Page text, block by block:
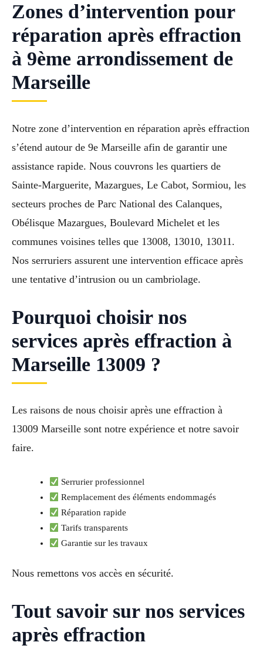
Zones d’intervention pour
réparation après effraction
à 9ème arrondissement de
Marseille
Notre zone d’intervention en réparation après effraction
s’étend autour de 9e Marseille afin de garantir une
assistance rapide. Nous couvrons les quartiers de
Sainte-Marguerite, Mazargues, Le Cabot, Sormiou, les
secteurs proches de Parc National des Calanques,
Obélisque Mazargues, Boulevard Michelet et les
communes voisines telles que 13008, 13010, 13011.
Nos serruriers assurent une intervention efficace après
une tentative d’intrusion ou un cambriolage.
Pourquoi choisir nos
services après effraction à
Marseille 13009 ?
Les raisons de nous choisir après une effraction à
13009 Marseille sont notre expérience et notre savoir
faire.
Serrurier professionnel
Remplacement des éléments endommagés
Réparation rapide
Tarifs transparents
Garantie sur les travaux
Nous remettons vos accès en sécurité.
Tout savoir sur nos services
après effraction